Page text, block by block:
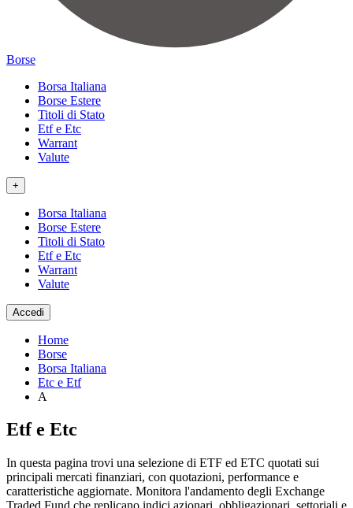
Borse
Borsa Italiana
Borse Estere
Titoli di Stato
Etf e Etc
Warrant
Valute
+
Borsa Italiana
Borse Estere
Titoli di Stato
Etf e Etc
Warrant
Valute
Accedi
Home
Borse
Borsa Italiana
Etc e Etf
A
Etf e Etc
In questa pagina trovi una selezione di ETF ed ETC quotati sui
principali mercati finanziari, con quotazioni, performance e
caratteristiche aggiornate. Monitora l'andamento degli Exchange